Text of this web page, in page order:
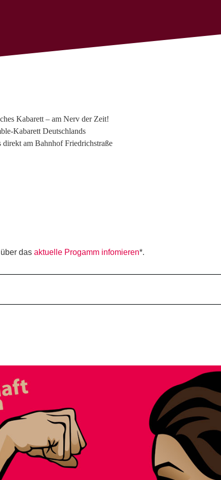
Kabarett – am Nerv der Zeit!
Kabarett Deutschlands
am Bahnhof Friedrichstraße
das aktuelle Progamm infomieren*.